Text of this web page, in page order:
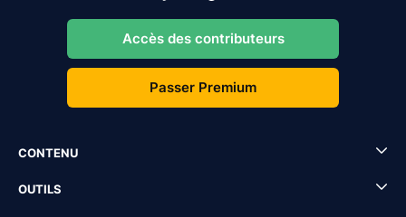
Accès des contributeurs
Passer Premium
CONTENU
OUTILS